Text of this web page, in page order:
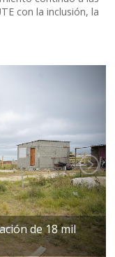
con la inclusión, la
de 18 mil